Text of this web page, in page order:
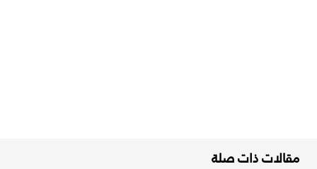
مقالات ذات صلة